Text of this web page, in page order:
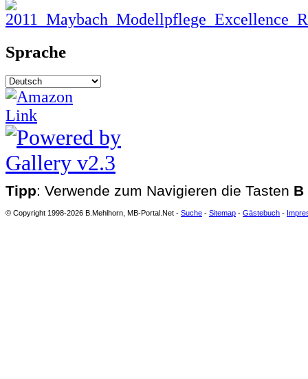
Sprache
Tipp: Verwende zum Navigieren die Tasten B
© Copyright 1998-2026 B.Mehlhorn, MB-Portal.Net - Suche - Sitemap - Gästebuch -